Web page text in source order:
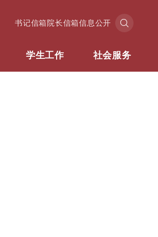
书记信箱院长信箱信息公开
学生工作 社会服务